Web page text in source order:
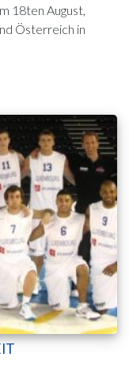
18ten August,
Österreich in